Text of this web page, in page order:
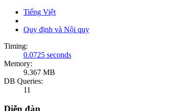
Tiếng Việt
Quy định và Nội quy
Timing:
0.0725 seconds
Memory:
9.367 MB
DB Queries:
11
Diễn đàn